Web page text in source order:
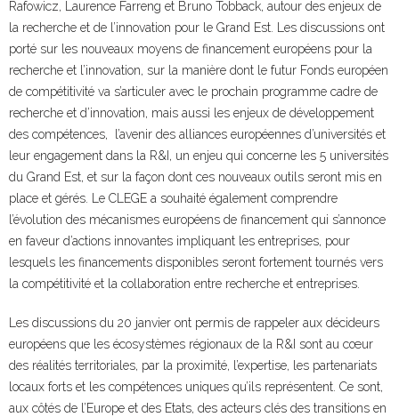
Rafowicz, Laurence Farreng et Bruno Tobback, autour des enjeux de
la recherche et de l’innovation pour le Grand Est. Les discussions ont
porté sur les nouveaux moyens de financement européens pour la
recherche et l’innovation, sur la manière dont le futur Fonds européen
de compétitivité va s’articuler avec le prochain programme cadre de
recherche et d’innovation, mais aussi les enjeux de développement
des compétences, l’avenir des alliances européennes d’universités et
leur engagement dans la R&I, un enjeu qui concerne les 5 universités
du Grand Est, et sur la façon dont ces nouveaux outils seront mis en
place et gérés. Le CLEGE a souhaité également comprendre
l’évolution des mécanismes européens de financement qui s’annonce
en faveur d’actions innovantes impliquant les entreprises, pour
lesquels les financements disponibles seront fortement tournés vers
la compétitivité et la collaboration entre recherche et entreprises.
Les discussions du 20 janvier ont permis de rappeler aux décideurs
européens que les écosystèmes régionaux de la R&I sont au cœur
des réalités territoriales, par la proximité, l’expertise, les partenariats
locaux forts et les compétences uniques qu’ils représentent. Ce sont,
aux côtés de l’Europe et des Etats, des acteurs clés des transitions en